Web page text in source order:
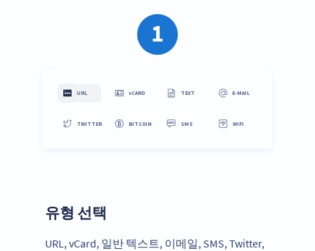
1
유형 선택
URL, vCard, 일반 텍스트, 이메일, SMS, Twitter,